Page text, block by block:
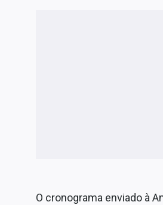
O cronograma enviado à